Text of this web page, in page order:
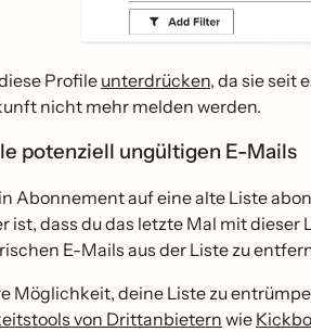
Profile unterdrücken, da sie seit
nicht mehr melden werden.
potenziell ungültigen E-Mails
Abonnement auf eine alte Liste
ist, dass du das letzte Mal mit
E-Mails aus der Liste zu
Möglichkeit, deine Liste zu
von Drittanbietern wie